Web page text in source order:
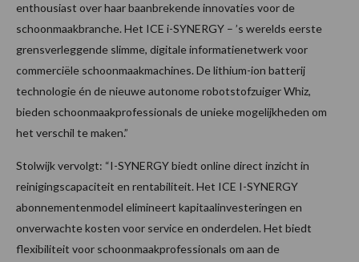
enthousiast over haar baanbrekende innovaties voor de
schoonmaakbranche. Het ICE i-SYNERGY – ’s werelds eerste
grensverleggende slimme, digitale informatienetwerk voor
commerciële schoonmaakmachines. De lithium-ion batterij
technologie én de nieuwe autonome robotstofzuiger Whiz,
bieden schoonmaakprofessionals de unieke mogelijkheden om
het verschil te maken.”
Stolwijk vervolgt: “I-SYNERGY biedt online direct inzicht in
reinigingscapaciteit en rentabiliteit. Het ICE I-SYNERGY
abonnementenmodel elimineert kapitaalinvesteringen en
onverwachte kosten voor service en onderdelen. Het biedt
flexibiliteit voor schoonmaakprofessionals om aan de